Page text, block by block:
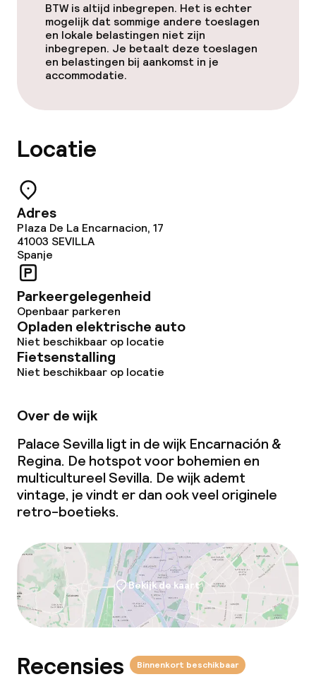
BTW is altijd inbegrepen. Het is echter
mogelijk dat sommige andere toeslagen
en lokale belastingen niet zijn
inbegrepen. Je betaalt deze toeslagen
en belastingen bij aankomst in je
accommodatie.
Locatie
Adres
Plaza De La Encarnacion, 17
41003 SEVILLA
Spanje
Parkeergelegenheid
Openbaar parkeren
Opladen elektrische auto
Niet beschikbaar op locatie
Fietsenstalling
Niet beschikbaar op locatie
Over de wijk
Palace Sevilla ligt in de wijk Encarnación &
Regina. De hotspot voor bohemien en
multicultureel Sevilla. De wijk ademt
vintage, je vindt er dan ook veel originele
retro-boetieks.
Bekijk de kaart
Recensies Binnenkort beschikbaar